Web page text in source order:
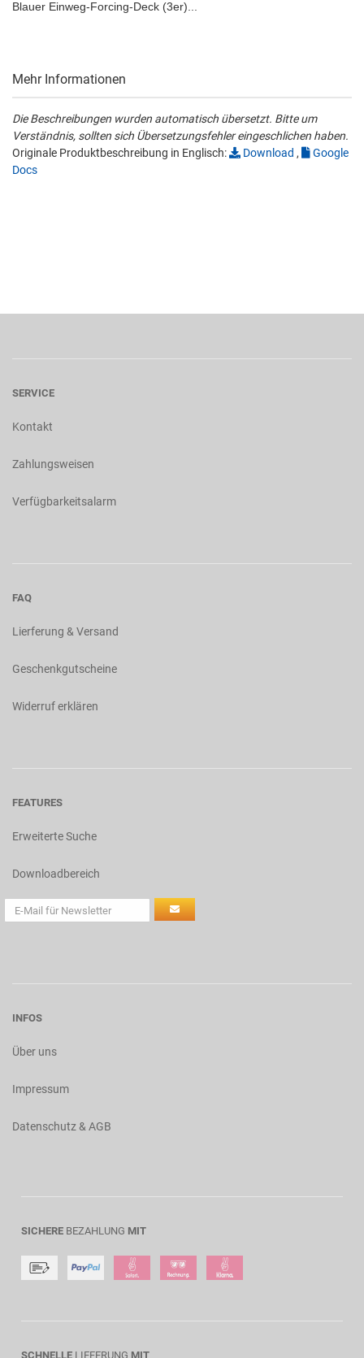
Blauer Einweg-Forcing-Deck (3er)...
Mehr Informationen
Die Beschreibungen wurden automatisch übersetzt. Bitte um
Verständnis, sollten sich Übersetzungsfehler eingeschlichen haben.
Originale Produktbeschreibung in Englisch:
Download ,
Google
Docs
SERVICE
Kontakt
Zahlungsweisen
Verfügbarkeitsalarm
FAQ
Lierferung & Versand
Geschenkgutscheine
Widerruf erklären
FEATURES
Erweiterte Suche
Downloadbereich
INFOS
Über uns
Impressum
Datenschutz & AGB
SICHERE BEZAHLUNG MIT
SCHNELLE LIEFERUNG MIT